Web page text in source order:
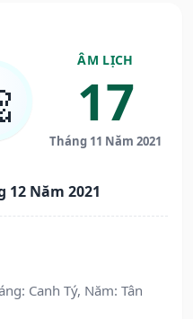
ÂM LỊCH
17
Tháng 11 Năm 2021
Năm 2021
Canh Tý, Năm: Tân